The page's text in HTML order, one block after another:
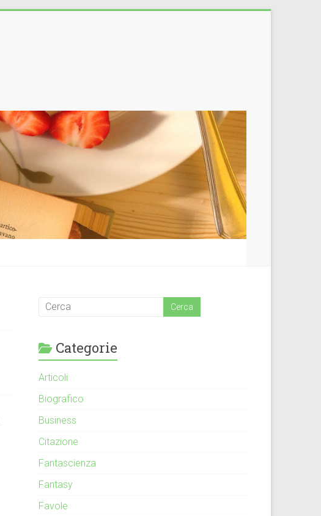
Categorie
Articoli
Biografico
Business
Citazione
Fantascienza
Fantasy
Favole